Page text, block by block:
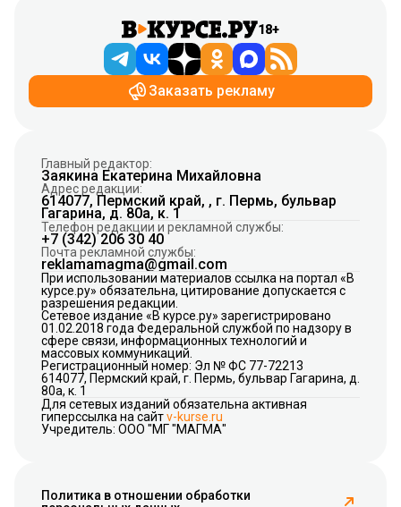
18+
Заказать рекламу
Главный редактор:
Заякина Екатерина Михайловна
Адрес редакции:
614077, Пермский край, , г. Пермь, бульвар
Гагарина, д. 80а, к. 1
Телефон редакции и рекламной службы:
+7 (342) 206 30 40
Почта рекламной службы:
reklamamagma@gmail.com
При использовании материалов ссылка на портал «В
курсе.ру» обязательна, цитирование допускается с
разрешения редакции.
Сетевое издание «В курсе.ру» зарегистрировано
01.02.2018 года Федеральной службой по надзору в
сфере связи, информационных технологий и
массовых коммуникаций.
Регистрационный номер: Эл № ФС 77-72213
614077, Пермский край, г. Пермь, бульвар Гагарина, д.
80а, к. 1
Для сетевых изданий обязательна активная
гиперссылка на сайтv-kurse.ru
Учредитель: ООО "МГ "МАГМА"
Политика в отношении обработки